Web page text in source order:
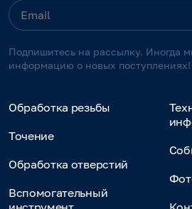
Подпишитесь на рассылку. Иногда
информацию о новых поступлениях!
Обработка резьбы
Точение
Обработка отверстий
Вспомогательный